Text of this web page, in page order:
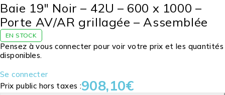
Baie 19″ Noir – 42U – 600 x 1000 –
Porte AV/AR grillagée – Assemblée
EN STOCK
Pensez à vous connecter pour voir votre prix et les quantités
disponibles.
Se connecter
Prix public hors taxes :908,10€